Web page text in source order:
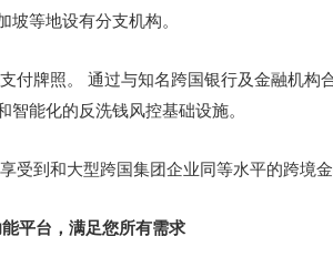
等地设有分支机构。
牌照。 通过与知名跨国银行及金融机构
能化的反洗钱风控基础设施。
受到和大型跨国集团企业同等水平的跨境金
平台，满足您所有需求